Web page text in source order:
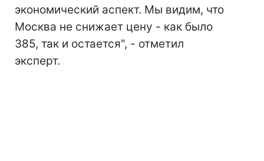
экономический аспект. Мы видим, что
Москва не снижает цену - как было
385, так и остается", - отметил
эксперт.